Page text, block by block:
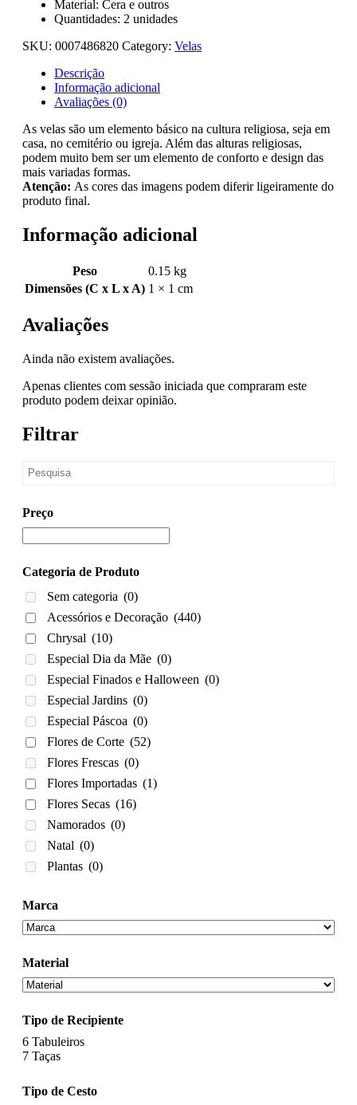
Material: Cera e outros
Quantidades: 2 unidades
SKU: 0007486820 Category: Velas
Descrição
Informação adicional
Avaliações (0)
As velas são um elemento básico na cultura religiosa, seja em
casa, no cemitério ou igreja. Além das alturas religiosas,
podem muito bem ser um elemento de conforto e design das
mais variadas formas.
Atenção: As cores das imagens podem diferir ligeiramente do
produto final.
Informação adicional
Peso
0.15 kg
Dimensões (C x L x A) 1 × 1 cm
Avaliações
Ainda não existem avaliações.
Apenas clientes com sessão iniciada que compraram este
produto podem deixar opinião.
Filtrar
Preço
Categoria de Produto
Sem categoria (0)
Acessórios e Decoração (440)
Chrysal (10)
Especial Dia da Mãe (0)
Especial Finados e Halloween (0)
Especial Jardins (0)
Especial Páscoa (0)
Flores de Corte (52)
Flores Frescas (0)
Flores Importadas (1)
Flores Secas (16)
Namorados (0)
Natal (0)
Plantas (0)
Marca
Material
Tipo de Recipiente
6 Tabuleiros
7 Taças
Tipo de Cesto